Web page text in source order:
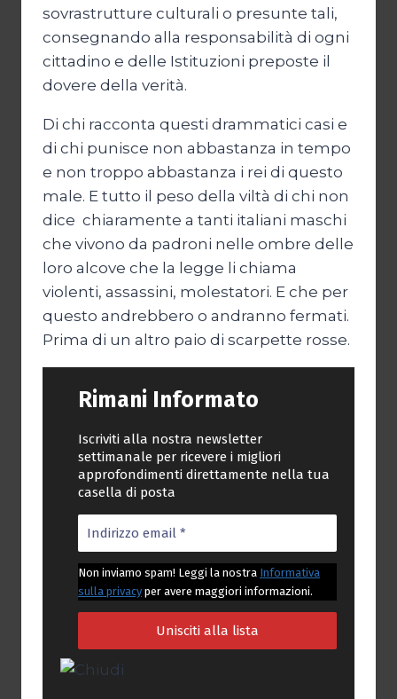
sovrastrutture culturali o presunte tali,
consegnando alla responsabilità di ogni
cittadino e delle Istituzioni preposte il
dovere della verità.
Di chi racconta questi drammatici casi e
di chi punisce non abbastanza in tempo
e non troppo abbastanza i rei di questo
male. E tutto il peso della viltà di chi non
dice chiaramente a tanti italiani maschi
che vivono da padroni nelle ombre delle
loro alcove che la legge li chiama
violenti, assassini, molestatori. E che per
questo andrebbero o andranno fermati.
Prima di un altro paio di scarpette rosse.
Rimani Informato
Iscriviti alla nostra newsletter
settimanale per ricevere i migliori
approfondimenti direttamente nella tua
casella di posta
Non inviamo spam! Leggi la nostra Informativa
sulla privacy per avere maggiori informazioni.